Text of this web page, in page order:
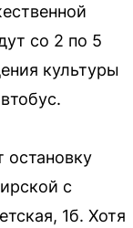
со 2 по 5
культуры
остановку
с
1б. Хотя